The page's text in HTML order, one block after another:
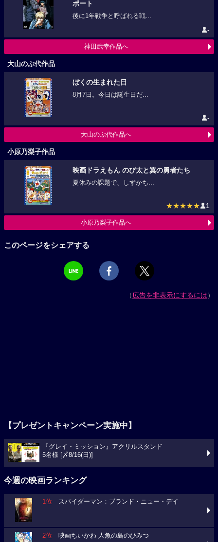
ポート
後に1年戦争と呼ばれる戦...
-
神田武幸作品へ
大山のぶ代作品
ぼくの生まれた日
8月7日。今日は誕生日だ...
-
大山のぶ代作品へ
小原乃梨子作品
映画ドラえもん のび太と翼の勇者たち
夏休みの課題で、しずかち...
★★★★★ 1
小原乃梨子作品へ
このページをシェアする
（広告を非表示にするには）
【プレゼントキャンペーン実施中】
『グレイ・ミッション』アクリルスタンド
5名様 [〆8/16(日)]
今週の映画ランキング
1位 スパイダーマン：ブランド・ニュー・デイ
2位 映画ちいかわ 人魚の島のひみつ